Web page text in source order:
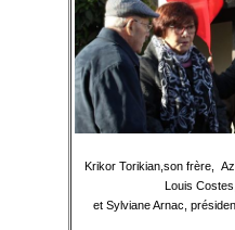
Krikor Torikian,son frère,
Louis
et Sylviane Arnac,